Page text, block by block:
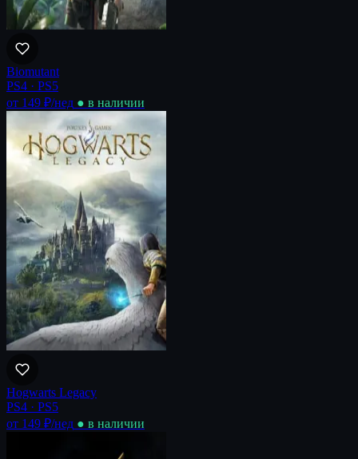
Biomutant
PS4 · PS5
от 149 ₽/нед ● в наличии
Hogwarts Legacy
PS4 · PS5
от 149 ₽/нед ● в наличии